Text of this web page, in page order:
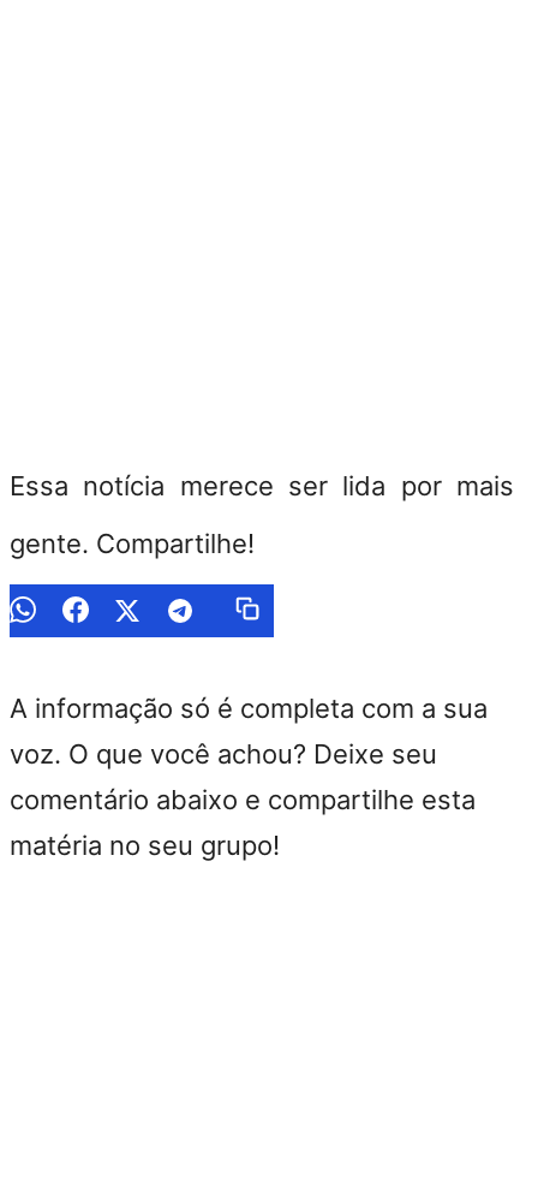
Essa notícia merece ser lida por mais
gente. Compartilhe!
A informação só é completa com a sua
voz. O que você achou? Deixe seu
comentário abaixo e compartilhe esta
matéria no seu grupo!